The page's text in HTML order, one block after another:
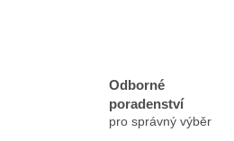
Odborné
poradenství
pro správný výběr